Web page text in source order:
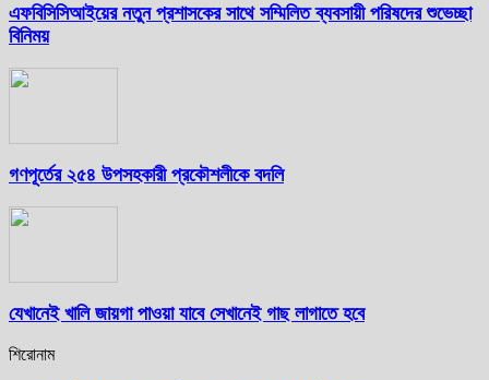
এফবিসিসিআইয়ের নতুন প্রশাসকের সাথে সম্মিলিত ব্যবসায়ী পরিষদের শুভেচ্ছা
বিনিময়
গণপূর্তের ২৫৪ উপসহকারী প্রকৌশলীকে বদলি
যেখানেই খালি জায়গা পাওয়া যাবে সেখানেই গাছ লাগাতে হবে
শিরোনাম